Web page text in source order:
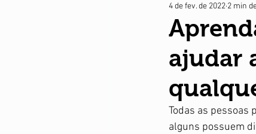
Atualidades Primeiros
Adolescentes Detox
Primavera Nutrição
ajudar
4 de fev. de 2022 2 min
Todas as pessoas
alguns possuem